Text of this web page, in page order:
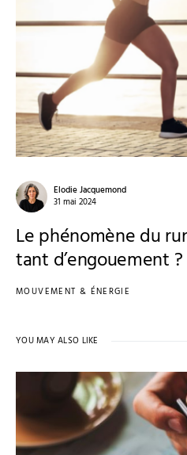
Elodie Jacquemond
31 mai 2024
Le phénomène du
tant d’engouement ?
MOUVEMENT & ÉNERGIE
YOU MAY ALSO LIKE